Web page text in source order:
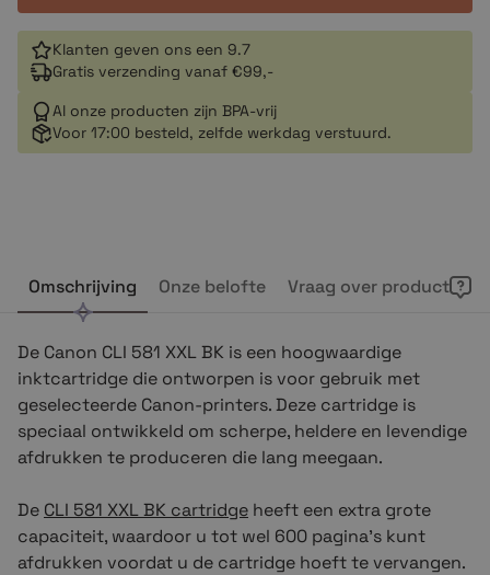
Klanten geven ons een 9.7
Gratis verzending vanaf €99,-
Al onze producten zijn BPA-vrij
Voor 17:00 besteld, zelfde werkdag verstuurd.
Omschrijving Onze belofte Vraag over product
De Canon CLI 581 XXL BK is een hoogwaardige
inktcartridge die ontworpen is voor gebruik met
geselecteerde Canon-printers. Deze cartridge is
speciaal ontwikkeld om scherpe, heldere en levendige
afdrukken te produceren die lang meegaan.
De CLI 581 XXL BK cartridge heeft een extra grote
capaciteit, waardoor u tot wel 600 pagina's kunt
afdrukken voordat u de cartridge hoeft te vervangen.